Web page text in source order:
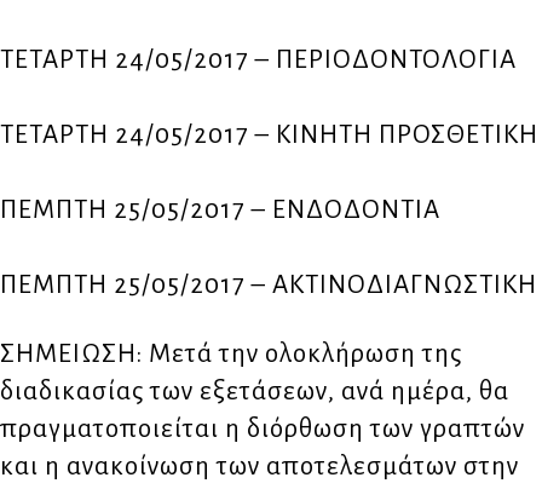
ΤΕΤΑΡΤΗ 24/05/2017 – ΠΕΡΙΟΔΟΝΤΟΛΟΓΙΑ
ΤΕΤΑΡΤΗ 24/05/2017 – ΚΙΝΗΤΗ ΠΡΟΣΘΕΤΙΚΗ
ΠΕΜΠΤΗ 25/05/2017 – ΕΝΔΟΔΟΝΤΙΑ
ΠΕΜΠΤΗ 25/05/2017 – ΑΚΤΙΝΟΔΙΑΓΝΩΣΤΙΚΗ
ΣΗΜΕΙΩΣΗ: Μετά την ολοκλήρωση της
διαδικασίας των εξετάσεων, ανά ημέρα, θα
πραγματοποιείται η διόρθωση των γραπτών
και η ανακοίνωση των αποτελεσμάτων στην